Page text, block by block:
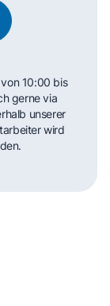
10:00 bis
gerne via
unserer
wird